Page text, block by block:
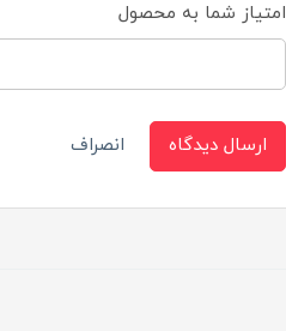
امتیاز شما به محصول
ارسال دیدگاه انصراف